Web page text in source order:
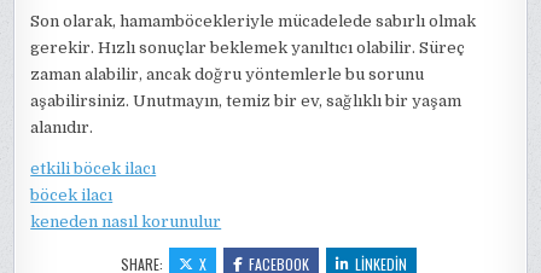
Son olarak, hamamböcekleriyle mücadelede sabırlı olmak
gerekir. Hızlı sonuçlar beklemek yanıltıcı olabilir. Süreç
zaman alabilir, ancak doğru yöntemlerle bu sorunu
aşabilirsiniz. Unutmayın, temiz bir ev, sağlıklı bir yaşam
alanıdır.
etkili böcek ilacı
böcek ilacı
keneden nasıl korunulur
SHARE: X FACEBOOK LINKEDIN